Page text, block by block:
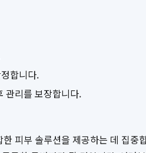
합니다.
관리를 보장합니다.
피부 솔루션을 제공하는 데 집중